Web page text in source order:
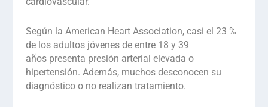
Según la American Heart Association, casi el 23 %
de los adultos jóvenes de entre 18 y 39
añospresenta presión arterial elevada o
hipertensión. Además, muchos desconocen su
diagnóstico o no realizan tratamiento.